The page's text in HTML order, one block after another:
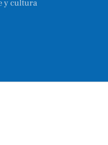
y cultura